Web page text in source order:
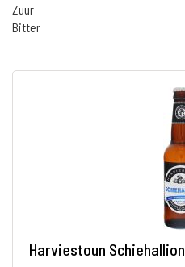
Zuur
Bitter
Harviestoun Schiehallion